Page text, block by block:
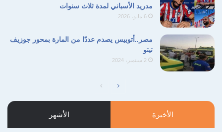
مدريد الأسباني لمدة ثلاث سنوات
6 مايو، 2026
مصر..أتوبيس يصدم عددًا من المارة بمحور جوزيف
تيتو
2 سبتمبر، 2024
الصفحة
السابقة
الصفحة
التالية
الأخيرة الأشهر